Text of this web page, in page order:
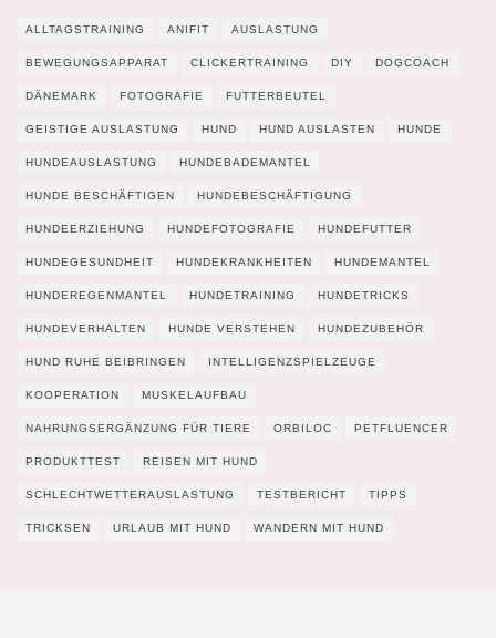
ALLTAGSTRAINING ANIFIT AUSLASTUNG
BEWEGUNGSAPPARAT CLICKERTRAINING DIY DOGCOACH
DÄNEMARK FOTOGRAFIE FUTTERBEUTEL
GEISTIGE AUSLASTUNG HUND HUND AUSLASTEN HUNDE
HUNDEAUSLASTUNG HUNDEBADEMANTEL
HUNDE BESCHÄFTIGEN HUNDEBESCHÄFTIGUNG
HUNDEERZIEHUNG HUNDEFOTOGRAFIE HUNDEFUTTER
HUNDEGESUNDHEIT HUNDEKRANKHEITEN HUNDEMANTEL
HUNDEREGENMANTEL HUNDETRAINING HUNDETRICKS
HUNDEVERHALTEN HUNDE VERSTEHEN HUNDEZUBEHÖR
HUND RUHE BEIBRINGEN INTELLIGENZSPIELZEUGE
KOOPERATION MUSKELAUFBAU
NAHRUNGSERGÄNZUNG FÜR TIERE ORBILOC PETFLUENCER
PRODUKTTEST REISEN MIT HUND
SCHLECHTWETTERAUSLASTUNG TESTBERICHT TIPPS
TRICKSEN URLAUB MIT HUND WANDERN MIT HUND